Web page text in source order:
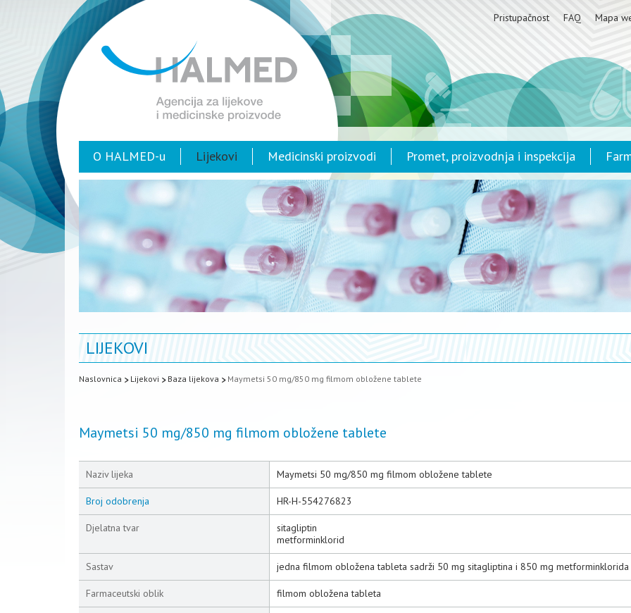
Pristupačnost FAQ Mapa
O HALMED-u Lijekovi Medicinski proizvodi Promet, proizvodnja i inspekcija
LIJEKOVI
Naslovnica Lijekovi Baza lijekova Maymetsi 50 mg/850 mg filmom obložene tablete
Maymetsi 50 mg/850 mg filmom obložene tablete
Naziv lijeka Maymetsi 50 mg/850 mg filmom obložene tablete
Broj odobrenja HR-H-554276823
Djelatna tvar
sitagliptin
metforminklorid
Sastav jedna filmom obložena tableta sadrži 50 mg sitagliptina i 850 mg metforminklorida
Farmaceutski oblik filmom obložena tableta